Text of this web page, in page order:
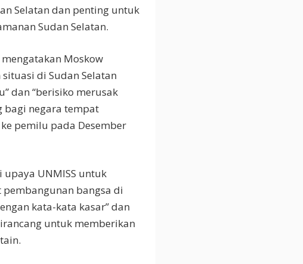
Selatan dan penting untuk
Sudan Selatan.
mengatakan Moskow
di Sudan Selatan
dan “berisiko merusak
bagi negara tempat
pemilu pada Desember
upaya UNMISS untuk
bangsa di
kata-kata kasar” dan
untuk memberikan